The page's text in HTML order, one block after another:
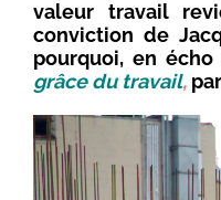
valeur travail
conviction de
pourquoi, en
grâce du travail,